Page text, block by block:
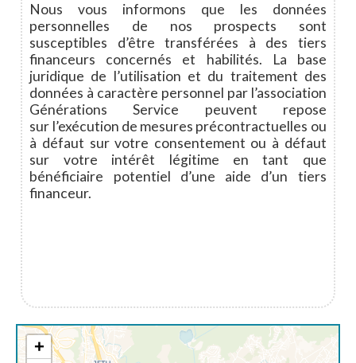
Nous vous informons que les données
personnelles de nos prospects sont
susceptibles d’être transférées à des tiers
financeurs concernés et habilités. La base
juridique de l’utilisation et du traitement des
données à caractère personnel par l’association
Générations Service peuvent repose
sur l’exécution de mesures précontractuelles ou
à défaut sur votre consentement ou à défaut
sur votre intérêt légitime en tant que
bénéficiaire potentiel d’une aide d’un tiers
financeur.
+